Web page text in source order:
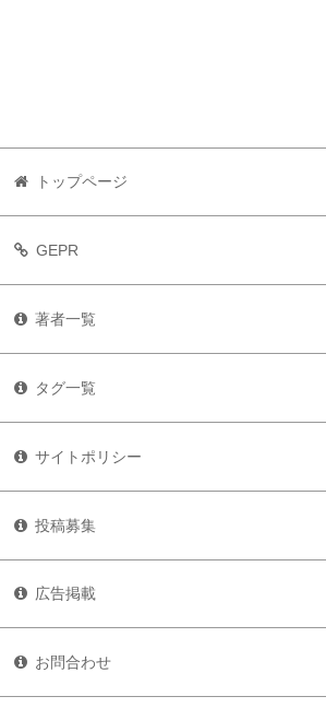
トップページ
GEPR
著者一覧
タグ一覧
サイトポリシー
投稿募集
広告掲載
お問合わせ